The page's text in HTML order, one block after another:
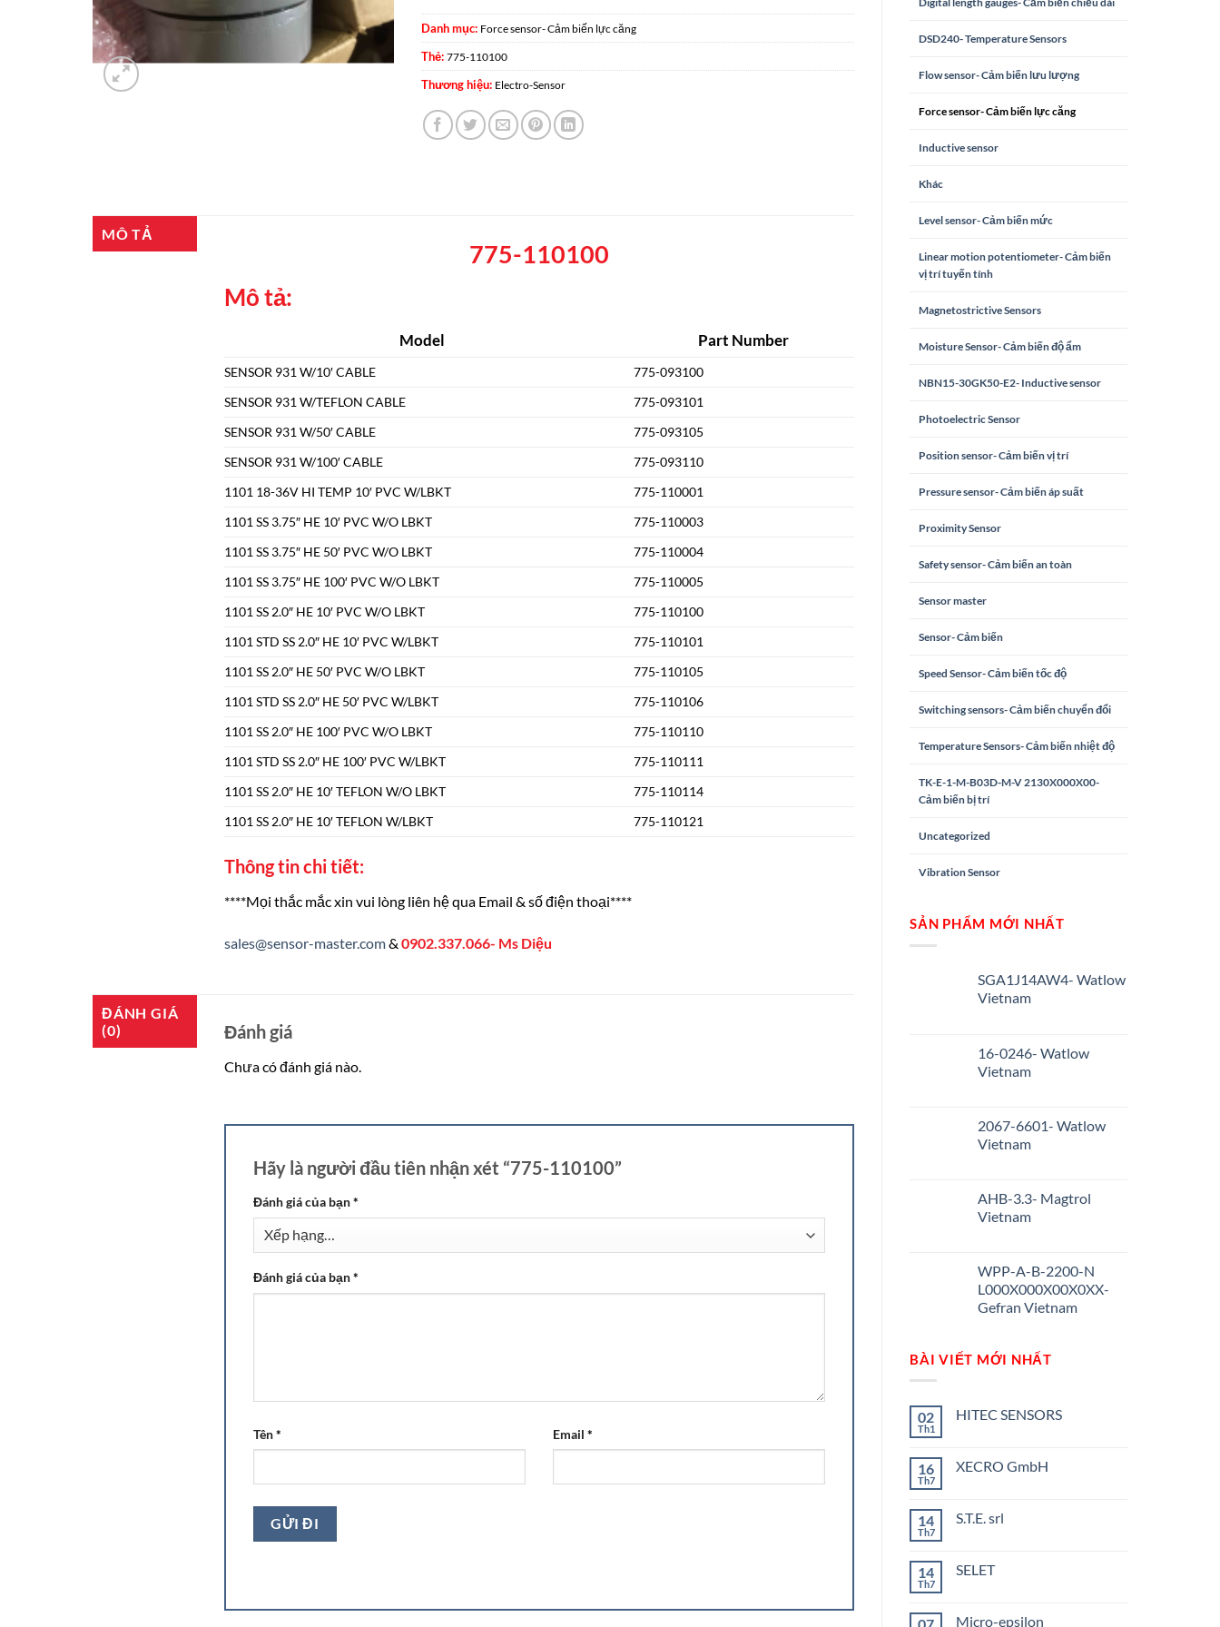
DSD240- Temperature Sensors
Flow sensor- Cảm biến lưu lượng
Force sensor- Cảm biến lực căng
Inductive sensor
Khác
Level sensor- Cảm biến mức
Linear motion potentiometer- Cảm biến
vị trí tuyến tính
Magnetostrictive Sensors
Moisture Sensor- Cảm biến độ ẩm
NBN15-30GK50-E2- Inductive sensor
Photoelectric Sensor
Position sensor- Cảm biến vị trí
Pressure sensor- Cảm biến áp suất
Proximity Sensor
Safety sensor- Cảm biến an toàn
Sensor master
Sensor- Cảm biến
Speed Sensor- Cảm biến tốc độ
Switching sensors- Cảm biến chuyển đổi
Temperature Sensors- Cảm biến nhiệt độ
TK-E-1-M-B03D-M-V 2130X000X00-
Cảm biến bị trí
Uncategorized
Vibration Sensor
SẢN PHẨM MỚI NHẤT
SGA1J14AW4- Watlow
Vietnam
16-0246- Watlow
Vietnam
2067-6601- Watlow
Vietnam
AHB-3.3- Magtrol
Vietnam
WPP-A-B-2200-N
L000X000X00X0XX-
Gefran Vietnam
BÀI VIẾT MỚI NHẤT
02
Th1
HITEC SENSORS
luận
16
Th7
XECRO GmbH
luận
14
Th7
S.T.E. srl
luận
14
Th7
SELET
luận
Micro-epsilon
Danh mục: Force sensor- Cảm biến lực căng
Thẻ:775-110100
Thương hiệu: Electro-Sensor
MÔ TẢ
775-110100
Mô tả:
Model Part Number
SENSOR 931 W/10′ CABLE
775-093100
SENSOR 931 W/TEFLON CABLE
775-093101
SENSOR 931 W/50′ CABLE
775-093105
SENSOR 931 W/100′ CABLE
775-093110
1101 18-36V HI TEMP 10′ PVC W/LBKT
775-110001
1101 SS 3.75″ HE 10′ PVC W/O LBKT
775-110003
1101 SS 3.75″ HE 50′ PVC W/O LBKT
775-110004
1101 SS 3.75″ HE 100′ PVC W/O LBKT
775-110005
1101 SS 2.0″ HE 10′ PVC W/O LBKT
775-110100
1101 STD SS 2.0″ HE 10′ PVC W/LBKT
775-110101
1101 SS 2.0″ HE 50′ PVC W/O LBKT
775-110105
1101 STD SS 2.0″ HE 50′ PVC W/LBKT
775-110106
1101 SS 2.0″ HE 100′ PVC W/O LBKT
775-110110
1101 STD SS 2.0″ HE 100′ PVC W/LBKT
775-110111
1101 SS 2.0″ HE 10′ TEFLON W/O LBKT
775-110114
1101 SS 2.0″ HE 10′ TEFLON W/LBKT
775-110121
Thông tin chi tiết:
****Mọi thắc mắc xin vui lòng liên hệ qua Email & số điện thoại****
sales@sensor-master.com& 0902.337.066- Ms Diệu
ĐÁNH GIÁ
(0)
Đánh giá
Chưa có đánh giá nào.
Hãy là người đầu tiên nhận xét “775-110100”
Đánh giá của bạn*
Đánh giá của bạn*
Tên* Email *